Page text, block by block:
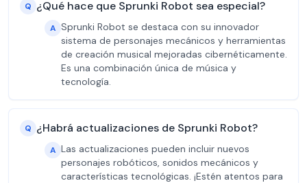
Q ¿Qué hace que Sprunki Robot sea especial?
A Sprunki Robot se destaca con su innovador
sistema de personajes mecánicos y herramientas
de creación musical mejoradas cibernéticamente.
Es una combinación única de música y
tecnología.
Q ¿Habrá actualizaciones de Sprunki Robot?
A Las actualizaciones pueden incluir nuevos
personajes robóticos, sonidos mecánicos y
características tecnológicas. ¡Estén atentos para